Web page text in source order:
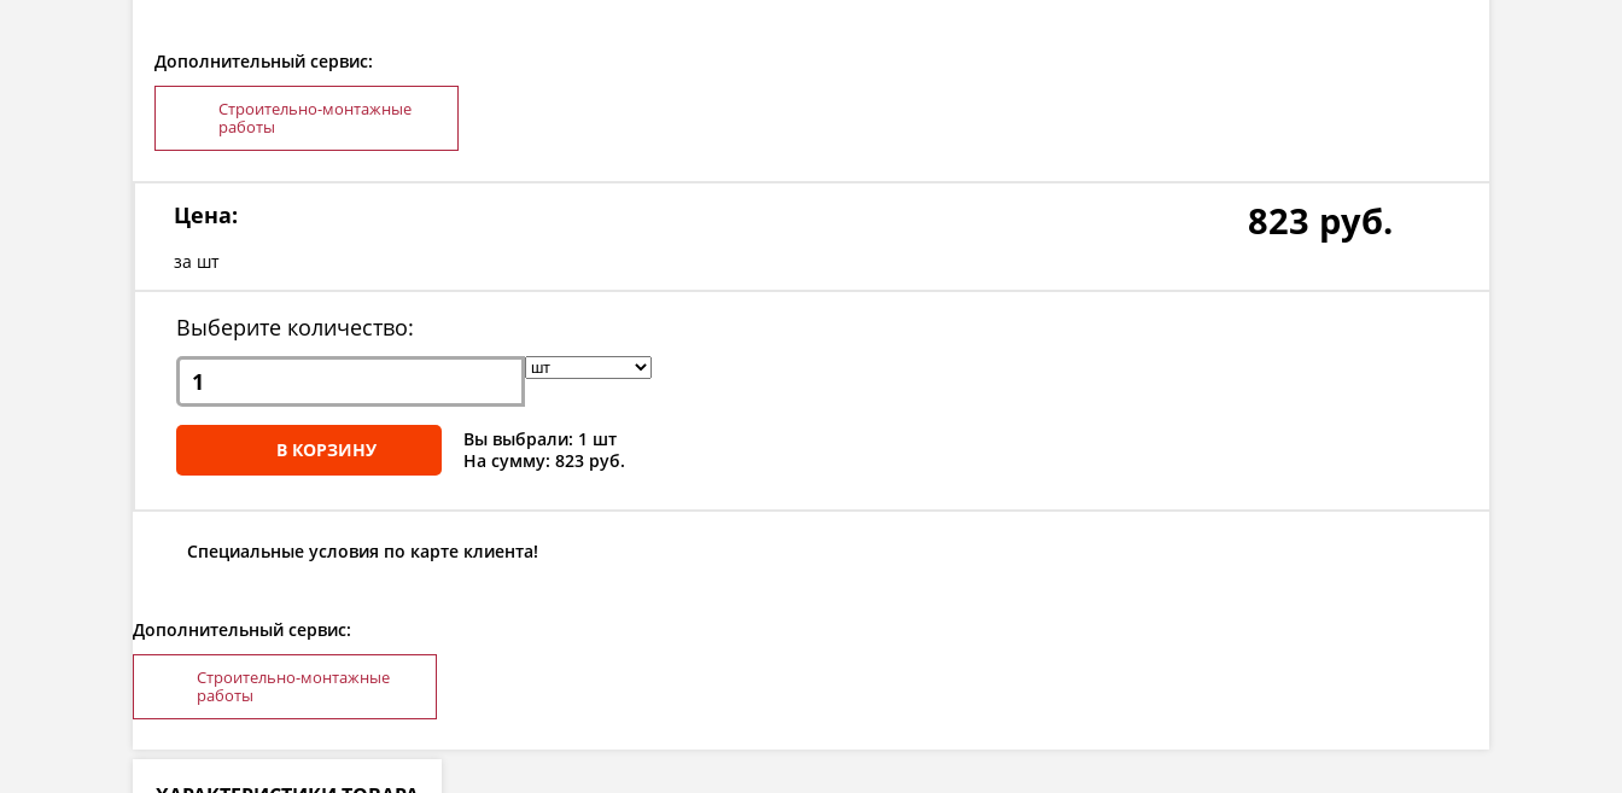
Дополнительный сервис:
Строительно-монтажные
работы
Цена:
за шт
823 руб.
Выберите количество:
В КОРЗИНУ
Вы выбрали: 1 шт
На сумму: 823 руб.
Специальные условия по карте клиента!
Дополнительный сервис:
Строительно-монтажные
работы